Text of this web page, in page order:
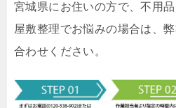
宮城県にお住いの方で、不用
屋敷整理でお悩みの場合は、
合わせください。